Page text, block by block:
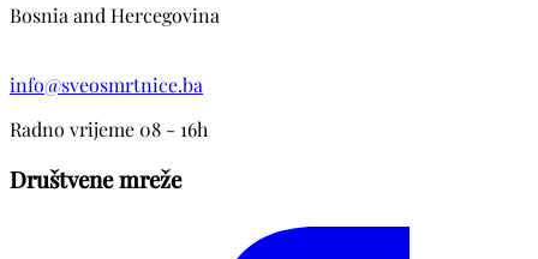
Bosnia and Hercegovina
info@sveosmrtnice.ba
Radno vrijeme 08 - 16h
Društvene mreže